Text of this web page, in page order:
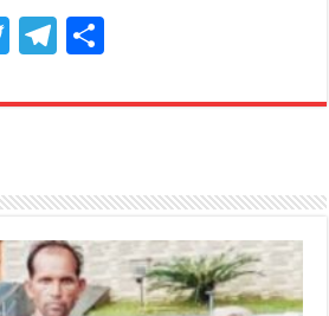
T
itt
r
T
e
ra
m
ar